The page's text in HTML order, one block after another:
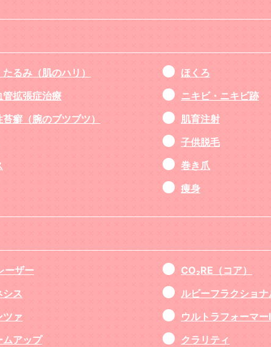
たるみ（肌のハリ）
ほくろ
管拡張症治療
ニキビ・ニキビ跡
癬（腕のブツブツ）
肌育注射
子供脱毛
巻き爪
痩身
ーザー
CO₂RE（コア）
シス
ルビーフラクショナ
ツァ
ウルトラフォーマー
ムアップ
クラリティ